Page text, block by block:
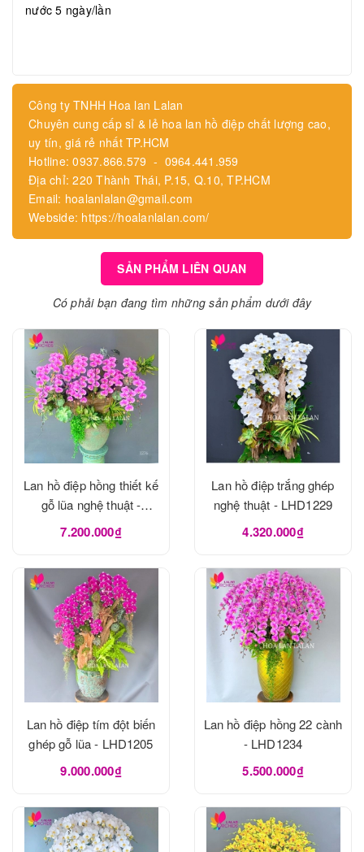
nước 5 ngày/lần
Công ty TNHH Hoa lan Lalan
Chuyên cung cấp sỉ & lẻ hoa lan hồ điệp chất lượng cao,
uy tín, giá rẻ nhất TP.HCM
Hotline: 0937.866.579 - 0964.441.959
Địa chỉ: 220 Thành Thái, P.15, Q.10, TP.HCM
Email: hoalanlalan@gmail.com
Webside: https://hoalanlalan.com/
SẢN PHẨM LIÊN QUAN
Có phải bạn đang tìm những sản phẩm dưới đây
Lan hồ điệp hồng thiết kế
gỗ lũa nghệ thuật -
LHD1273
7.200.000₫
Lan hồ điệp trắng ghép
nghệ thuật - LHD1229
4.320.000₫
Lan hồ điệp tím đột biến
ghép gỗ lũa - LHD1205
9.000.000₫
Lan hồ điệp hồng 22 cành
- LHD1234
5.500.000₫